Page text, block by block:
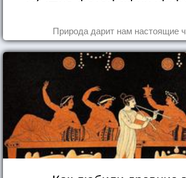
Природа дарит нам настоящие